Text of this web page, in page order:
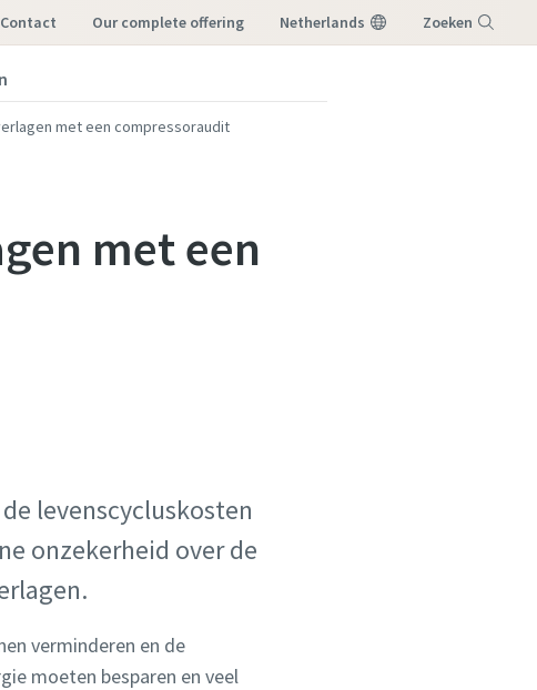
Contact our complete offering Netherlands Zoeken
met een compressoraudit
met een
levenscycluskosten
onzekerheid over de
verminderen en de
moeten besparen en veel